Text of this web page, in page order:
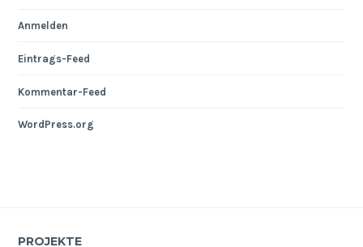
Anmelden
Eintrags-Feed
Kommentar-Feed
WordPress.org
PROJEKTE